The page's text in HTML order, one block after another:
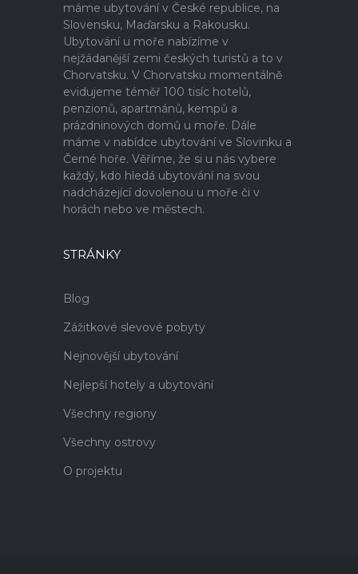
máme ubytování v České republice, na
Slovensku, Maďarsku a Rakousku.
Ubytování u moře nabízíme v
nejžádanější zemi českých turistů a to v
Chorvatsku. V Chorvatsku momentálně
evidujeme téměř 100 tisíc hotelů,
penzionů, apartmánů, kempů a
prázdninových domů u moře. Dále
máme v nabídce ubytování ve Slovinku a
Černé hoře. Věříme, že si u nás vybere
každý, kdo hledá ubytování na svou
nadcházející dovolenou u moře či v
horách nebo ve městech.
STRÁNKY
Blog
Zážitkové slevové pobyty
Nejnovější ubytování
Nejlepší hotely a ubytování
Všechny regiony
Všechny ostrovy
O projektu